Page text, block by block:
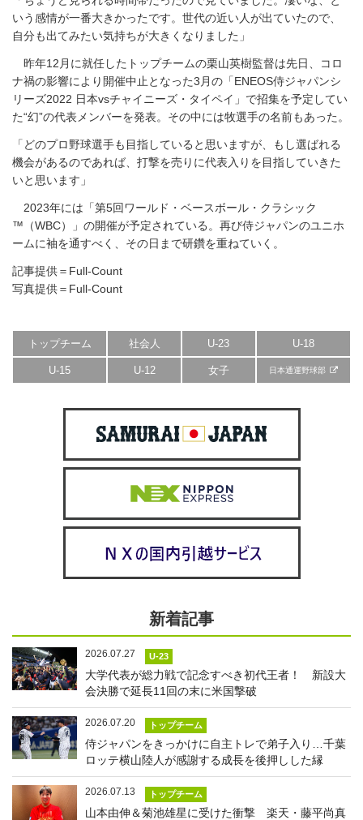
いう感情が一番大きかったです。世代の近い人が出ていたので、
自分も出てみたい気持ちが大きくなりました」
昨年12月に就任したトップチームの栗山英樹監督は先日、コロ
ナ禍の影響により開催中止となった3月の「ENEOS侍ジャパンシ
リーズ2022 日本vsチャイニーズ・タイペイ」で招集を予定してい
た“幻”の代表メンバーを発表。その中には牧選手の名前もあった。
「どのプロ野球選手も目指していると思いますが、もし選ばれる
機会があるのであれば、打撃を売りに代表入りを目指していきた
いと思います」
2023年には「第5回ワールド・ベースボール・クラシック
™（WBC）」の開催が予定されている。再び侍ジャパンのユニホ
ームに袖を通すべく、その日まで研鑽を重ねていく。
記事提供＝Full-Count
写真提供＝Full-Count
トップチーム 社会人 U-23 U-18
U-15 U-12 女子 日本通運野球部
新着記事
2026.07.27 U-23
大学代表が総力戦で記念すべき初代王者！ 新設大
会決勝で延長11回の末に米国撃破
2026.07.20 トップチーム
侍ジャパンをきっかけに自主トレで弟子入り…千葉
ロッテ横山陸人が感謝する成長を後押しした縁
2026.07.13 トップチーム
山本由伸＆菊池雄星に受けた衝撃 楽天・藤平尚真